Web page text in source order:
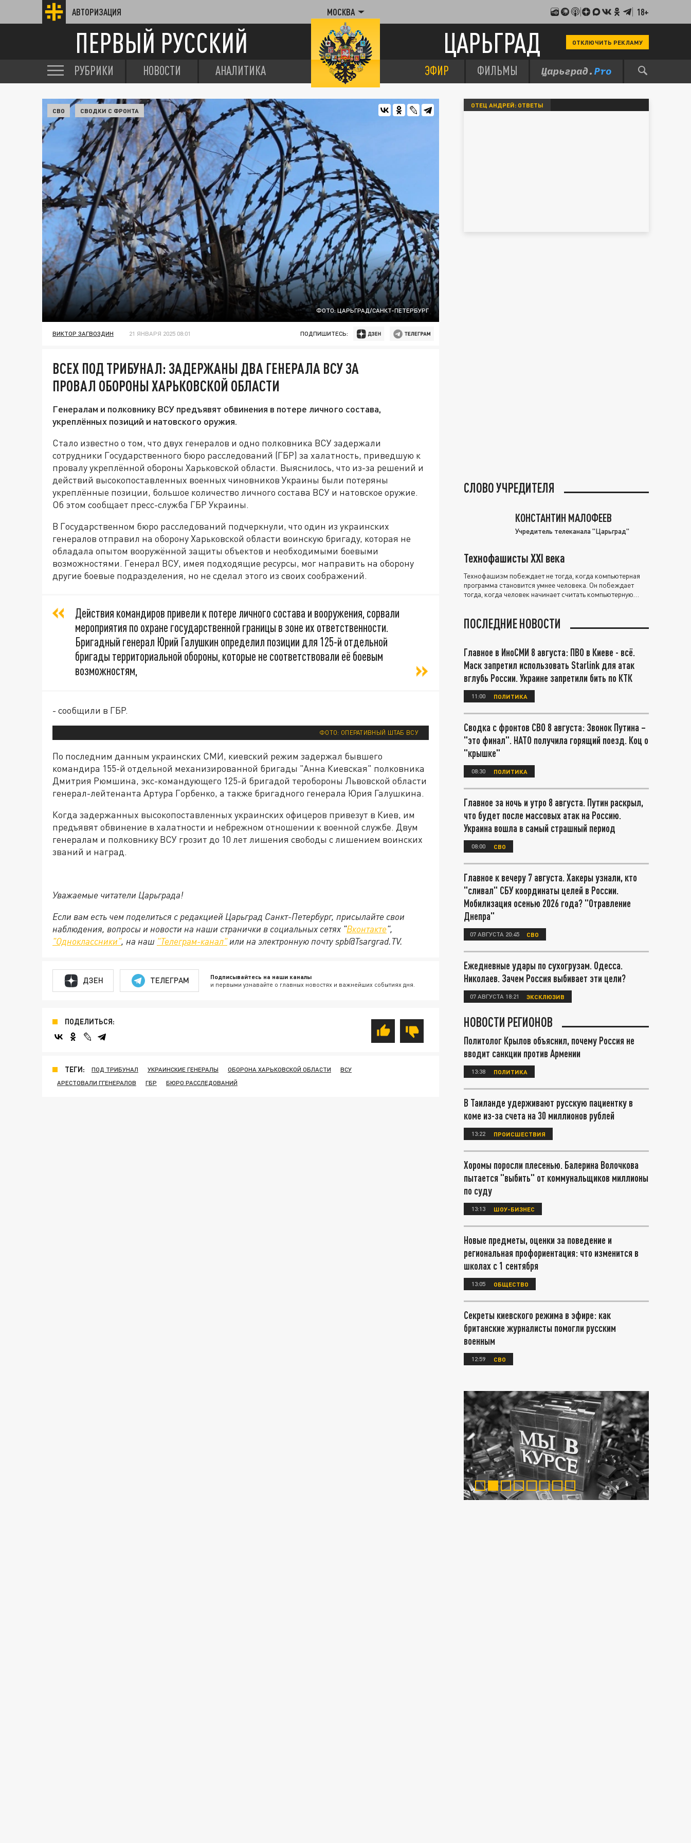
АВТОРИЗАЦИЯ МОСКВА 18+
ПЕРВЫЙ РУССКИЙ ЦАРЬГРАД ОТКЛЮЧИТЬ РЕКЛАМУ
РУБРИКИ НОВОСТИ АНАЛИТИКА ЭФИР ФИЛЬМЫ
ФОТО: ЦАРЬГРАД/САНКТ-ПЕТЕРБУРГ
СВО СВОДКИ С ФРОНТА
ВИКТОР ЗАГВОЗДИН 21 ЯНВАРЯ 2025 08:01 ПОДПИШИТЕСЬ:
ВСЕХ ПОД ТРИБУНАЛ: ЗАДЕРЖАНЫ ДВА ГЕНЕРАЛА ВСУ ЗА
ПРОВАЛ ОБОРОНЫ ХАРЬКОВСКОЙ ОБЛАСТИ
Генералам и полковнику ВСУ предъявят обвинения в потере личного состава,
укреплённых позиций и натовского оружия.
Стало известно о том, что двух генералов и одно полковника ВСУ задержали
сотрудники Государственного бюро расследований (ГБР) за халатность, приведшую к
провалу укреплённой обороны Харьковской области. Выяснилось, что из-за решений и
действий высокопоставленных военных чиновников Украины были потеряны
укреплённые позиции, большое количество личного состава ВСУ и натовское оружие.
Об этом сообщает пресс-служба ГБР Украины.
В Государственном бюро расследований подчеркнули, что один из украинских
генералов отправил на оборону Харьковской области воинскую бригаду, которая не
обладала опытом вооружённой защиты объектов и необходимыми боевыми
возможностями. Генерал ВСУ, имея подходящие ресурсы, мог направить на оборону
другие боевые подразделения, но не сделал этого из своих соображений.
Действия командиров привели к потере личного состава и вооружения, сорвали
мероприятия по охране государственной границы в зоне их ответственности.
Бригадный генерал Юрий Галушкин определил позиции для 125-й отдельной
бригады территориальной обороны, которые не соответствовали её боевым
возможностям,
- сообщили в ГБР.
ФОТО: ОПЕРАТИВНЫЙ ШТАБ ВСУ
По последним данным украинских СМИ, киевский режим задержал бывшего
командира 155-й отдельной механизированной бригады "Анна Киевская" полковника
Дмитрия Рюмшина, экс-командующего 125-й бригадой теробороны Львовской области
генерал-лейтенанта Артура Горбенко, а также бригадного генерала Юрия Галушкина.
Когда задержанных высокопоставленных украинских офицеров привезут в Киев, им
предъявят обвинение в халатности и небрежном отношении к военной службе. Двум
генералам и полковнику ВСУ грозит до 10 лет лишения свободы с лишением воинских
званий и наград.
Уважаемые читатели Царьграда!
Если вам есть чем поделиться с редакцией Царьград Санкт-Петербург, присылайте свои
наблюдения, вопросы и новости на наши странички в социальных сетях "Вконтакте",
"Одноклассники", на наш "Телеграм-канал"или на электронную почту spb@Tsargrad.TV.
ДЗЕН ТЕЛЕГРАМ Подписывайтесь на наши каналы
и первыми узнавайте о главных новостях и важнейших событиях дня.
ПОДЕЛИТЬСЯ:
ТЕГИ: ПОД ТРИБУНАЛ УКРАИНСКИЕ ГЕНЕРАЛЫ ОБОРОНА ХАРЬКОВСКОЙ ОБЛАСТИ
ВСУ
АРЕСТОВАЛИ ГГЕНЕРАЛОВ
ГБР БЮРО РАССЛЕДОВАНИЙ
ОТЕЦ АНДРЕЙ: ОТВЕТЫ
СЛОВО УЧРЕДИТЕЛЯ
КОНСТАНТИН МАЛОФЕЕВ
Учредитель телеканала "Царьград"
Технофашисты XXI века
Технофашизм побеждает не тогда, когда компьютерная
программа становится умнее человека. Он побеждает
тогда, когда человек начинает считать компьютерную
ПОСЛЕДНИЕ НОВОСТИ
Главное в ИноСМИ 8 августа: ПВО в Киеве - всё.
Маск запретил использовать Starlink для атак
вглубь России. Украине запретили бить по КТК
11:00 ПОЛИТИКА
Сводка с фронтов СВО 8 августа: Звонок Путина –
"это финал". НАТО получила горящий поезд. Коц о
"крышке"
08:30 ПОЛИТИКА
Главное за ночь и утро 8 августа. Путин раскрыл,
что будет после массовых атак на Россию.
Украина вошла в самый страшный период
08:00 СВО
Главное к вечеру 7 августа. Хакеры узнали, кто
"сливал" СБУ координаты целей в России.
Мобилизация осенью 2026 года? "Отравление
Днепра"
07 АВГУСТА 20:45 СВО
Ежедневные удары по сухогрузам. Одесса.
Николаев. Зачем Россия выбивает эти цели?
07 АВГУСТА 18:21 ЭКСКЛЮЗИВ
НОВОСТИ РЕГИОНОВ
Политолог Крылов объяснил, почему Россия не
вводит санкции против Армении
13:38 ПОЛИТИКА
В Таиланде удерживают русскую пациентку в
коме из-за счета на 30 миллионов рублей
13:22 ПРОИСШЕСТВИЯ
Хоромы поросли плесенью. Балерина Волочкова
пытается "выбить" от коммунальщиков миллионы
по суду
13:13 ШОУ-БИЗНЕС
Новые предметы, оценки за поведение и
региональная профориентация: что изменится в
школах с 1 сентября
13:05 ОБЩЕСТВО
Секреты киевского режима в эфире: как
британские журналисты помогли русским
военным
12:59 СВО